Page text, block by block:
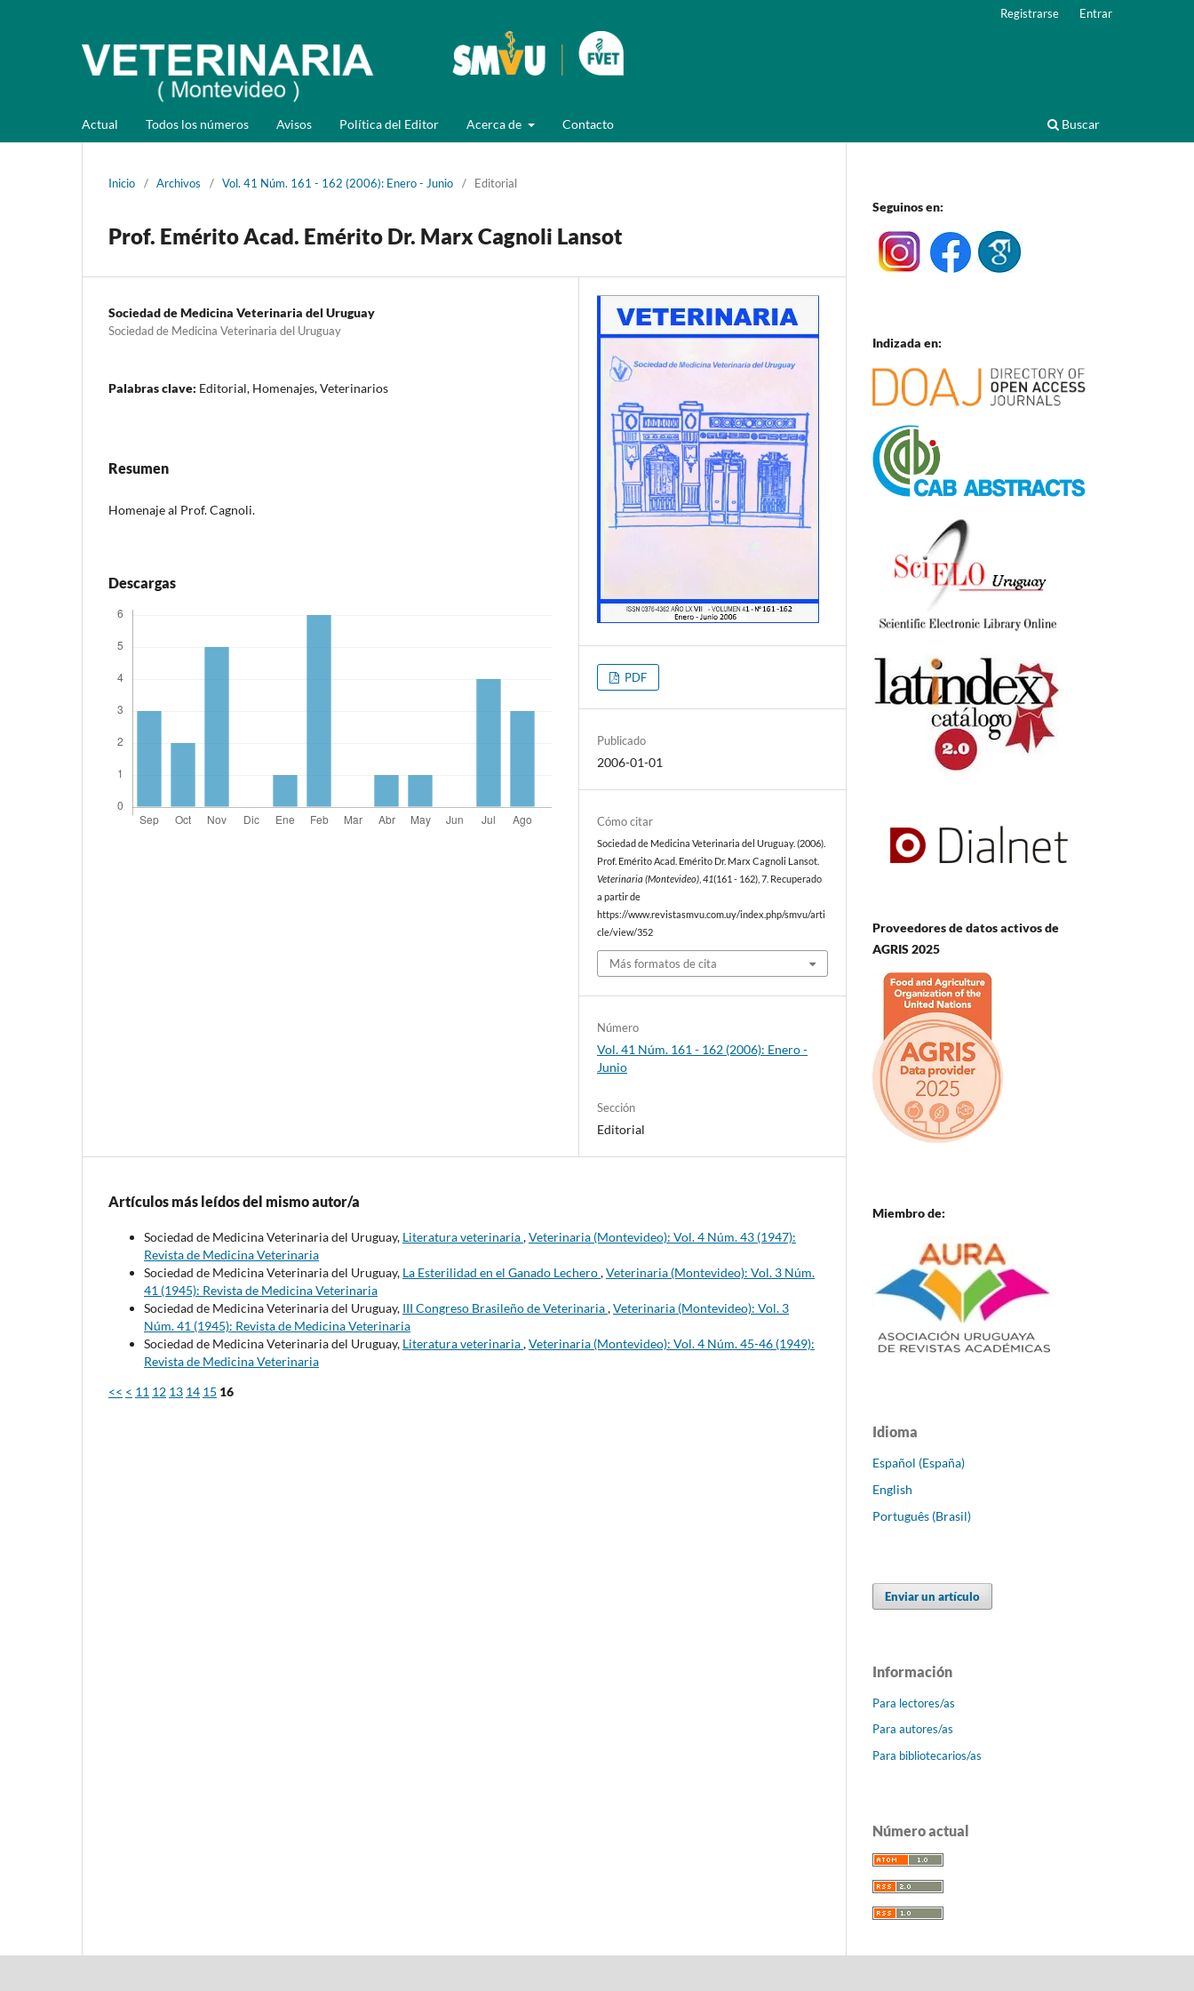
Actual Todos los números Avisos Política del Editor Acerca de Contacto Buscar
Registrarse Entrar
Inicio / Archivos / Vol. 41 Núm. 161 - 162 (2006): Enero - Junio / Editorial
Prof. Emérito Acad. Emérito Dr. Marx Cagnoli Lansot
Sociedad de Medicina Veterinaria del Uruguay
Sociedad de Medicina Veterinaria del Uruguay
Palabras clave: Editorial, Homenajes, Veterinarios
Resumen
Homenaje al Prof. Cagnoli.
Descargas
PDF
Publicado
2006-01-01
Cómo citar
Sociedad de Medicina Veterinaria del Uruguay. (2006).
Prof. Emérito Acad. Emérito Dr. Marx Cagnoli Lansot.
Veterinaria (Montevideo) ,41(161 - 162), 7. Recuperado
a partir de
https://www.revistasmvu.com.uy/index.php/smvu/arti
cle/view/352
Más formatos de cita
Número
Vol. 41 Núm. 161 - 162 (2006): Enero -
Junio
Sección
Editorial
Artículos más leídos del mismo autor/a
Sociedad de Medicina Veterinaria del Uruguay, Literatura veterinaria,Veterinaria (Montevideo): Vol. 4 Núm. 43 (1947):
Revista de Medicina Veterinaria
Sociedad de Medicina Veterinaria del Uruguay, La Esterilidad en el Ganado Lechero,Veterinaria (Montevideo): Vol. 3 Núm.
41 (1945): Revista de Medicina Veterinaria
Sociedad de Medicina Veterinaria del Uruguay, III Congreso Brasileño de Veterinaria,Veterinaria (Montevideo): Vol. 3
Núm. 41 (1945): Revista de Medicina Veterinaria
Sociedad de Medicina Veterinaria del Uruguay, Literatura veterinaria,Veterinaria (Montevideo): Vol. 4 Núm. 45-46 (1949):
Revista de Medicina Veterinaria
<< < 11 12 13 14 15 16
Seguinos en:
Indizada en:
Proveedores de datos activos de
AGRIS 2025
Miembro de:
Idioma
Español (España)
English
Português (Brasil)
Enviar un artículo
Información
Para lectores/as
Para autores/as
Para bibliotecarios/as
Número actual